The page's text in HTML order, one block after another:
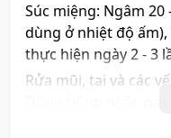
Súc miệng: Ngâm
dùng ở nhiệt độ
thực hiện ngày 2 - 3
Rửa mũi, tai và các
Dùng bông hoặc